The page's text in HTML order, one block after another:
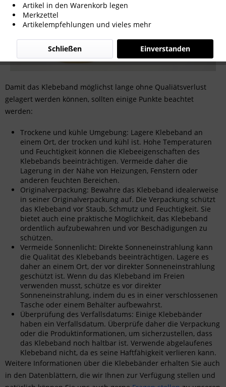
Damit das Klebeband möglichst lange ohne Qualiätsverlust
gelagert werden können, sollten einige Punkte beachtet
werden:
Trockene und kühle Umgebung: Lagere Klebeband an
einem Ort, der trocken und kühl ist. Hohe Temperaturen
und Feuchtigkeit können die Klebeeigenschaften des
Klebebands beeinträchtigen. Vermeide daher die
Lagerung in der Nähe von Heizungen, Fenstern oder
anderen feuchten Bereichen.
Originalverpackung: Bewahre das Klebeband idealerweise
in seiner Originalverpackung auf. Die Verpackung schützt
das Klebeband vor Staub, Schmutz und Feuchtigkeit. Sie
bietet auch eine praktische Möglichkeit, das Klebeband
ordentlich aufzubewahren und vor Beschädigungen zu
schützen.
Vermeide Sonnenlicht: Direkte Sonneneinstrahlung kann
die Qualität des Klebebands beeinträchtigen. Lagere es
daher an einem Ort, der vor direkter Sonneneinstrahlung
geschützt ist. Wenn du das Klebeband im Freien
verwenden musst, schütze es vor direkter
Sonneneinstrahlung, indem du es in einer verschlossenen
Tasche oder einem Behälter aufbewahrst.
Überprüfung des Verfallsdatums: Einige Klebebänder
haben ein Verfallsdatum. Überprüfe daher die Verpackung
oder die Produktinformationen, um sicherzustellen, dass
das Klebeband noch haltbar ist. Verwende abgelaufenes
Klebeband nicht, da es seine Haftfähigkeit verlieren kann.
Weitere Informationen über die Klebebänder erhalten Sie auch
in den Datenblättern, die wir Ihnen zur Verfügung stellen und
Artikel in den Warenkorb legen
Merkzettel
Artikelempfehlungen und vieles mehr
Einverstanden
Schließen